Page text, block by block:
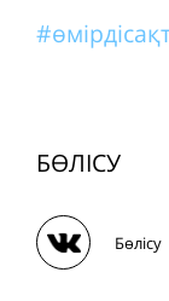
БӨЛІСУ
Бөлісу